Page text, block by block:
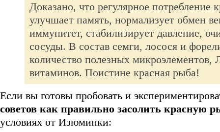
Доказано, что регулярное потребление
улучшает память, нормализует обмен
иммунитет, стабилизирует давление,
сосуды. В состав семги, лосося и
количество полезных микроэлементов,
витаминов. Поистине красная рыба!
Если вы готовы пробовать и
советов как правильно засолить красную
условиях от Изюминки: